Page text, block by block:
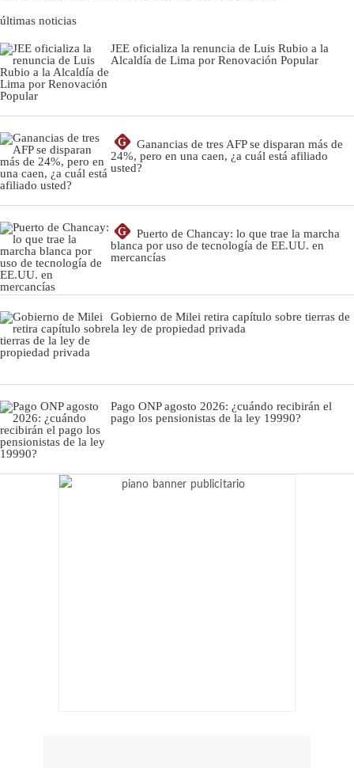
últimas noticias
JEE oficializa la renuncia de Luis Rubio a la
Alcaldía de Lima por Renovación Popular
G
Ganancias de tres AFP se disparan más de
24%, pero en una caen, ¿a cuál está afiliado
usted?
G
Puerto de Chancay: lo que trae la marcha
blanca por uso de tecnología de EE.UU. en
mercancías
Gobierno de Milei retira capítulo sobre tierras de
la ley de propiedad privada
Pago ONP agosto 2026: ¿cuándo recibirán el
pago los pensionistas de la ley 19990?